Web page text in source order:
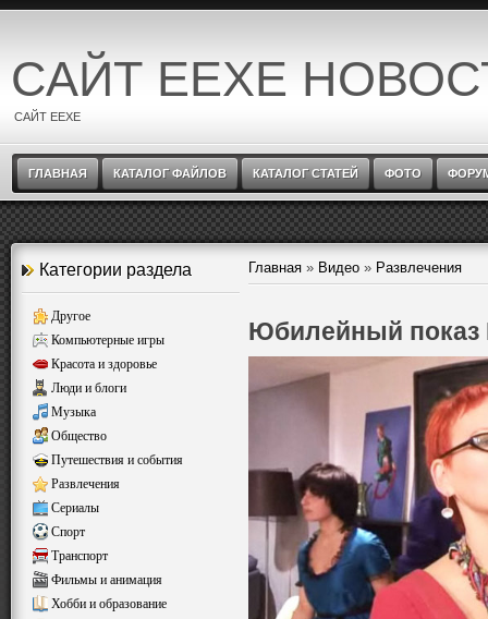
САЙТ EEXE
САЙТ EEXE
ГЛАВНАЯ КАТАЛОГ ФАЙЛОВ КАТАЛОГ СТАТЕЙ ФОТО
Категории раздела
Другое
Компьютерные игры
Красота и здоровье
Люди и блоги
Музыка
Общество
Путешествия и события
Развлечения
Сериалы
Спорт
Транспорт
Фильмы и анимация
Хобби и образование
Главная » Видео » Развлечения
Юбилейный показ